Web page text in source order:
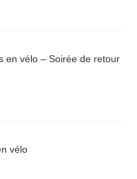
en vélo – Soirée de retour
vélo